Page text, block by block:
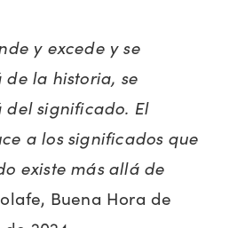
y excede y se
la historia, se
significado. El
a los significados que
existe más allá de
Buena Hora de